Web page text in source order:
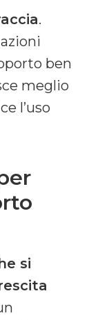
.
ben
meglio
l’uso
si